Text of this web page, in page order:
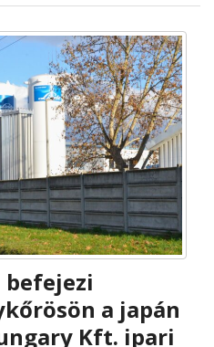
befejezi
a japán
Kft. ipari